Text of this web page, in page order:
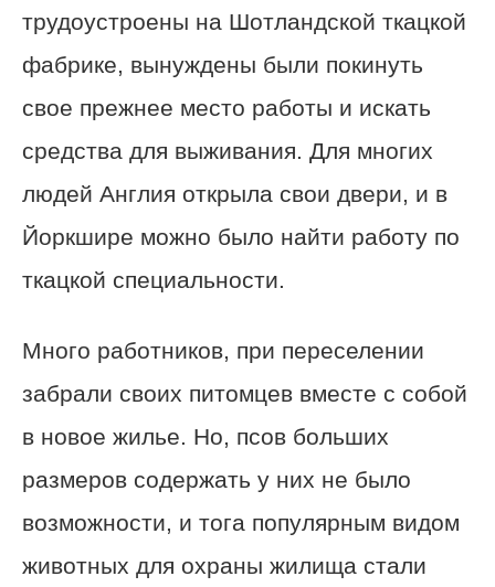
трудоустроены на Шотландской ткацкой
фабрике, вынуждены были покинуть
свое прежнее место работы и искать
средства для выживания. Для многих
людей Англия открыла свои двери, и в
Йоркшире можно было найти работу по
ткацкой специальности.
Много работников, при переселении
забрали своих питомцев вместе с собой
в новое жилье. Но, псов больших
размеров содержать у них не было
возможности, и тога популярным видом
животных для охраны жилища стали